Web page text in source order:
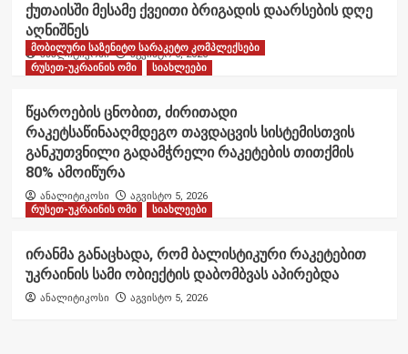
ქუთაისში მესამე ქვეითი ბრიგადის დაარსების დღე
აღნიშნეს
ანალიტიკოსი აგვისტო 6, 2026
მობილური საზენიტო სარაკეტო კომპლექსები
რუსეთ-უკრაინის ომი
სიახლეები
წყაროების ცნობით, ძირითადი
რაკეტსაწინააღმდეგო თავდაცვის სისტემისთვის
განკუთვნილი გადამჭრელი რაკეტების თითქმის
80% ამოიწურა
ანალიტიკოსი
აგვისტო 5, 2026
რუსეთ-უკრაინის ომი
სიახლეები
ირანმა განაცხადა, რომ ბალისტიკური რაკეტებით
უკრაინის სამი ობიექტის დაბომბვას აპირებდა
ანალიტიკოსი აგვისტო 5, 2026